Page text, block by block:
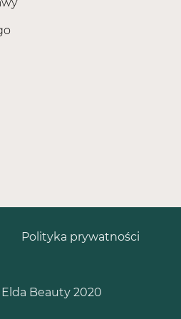
Beauty 2020
Polityka prywatności